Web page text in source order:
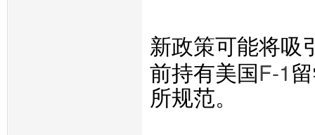
新政策可能将吸
前持有美国 F-1
所规范。